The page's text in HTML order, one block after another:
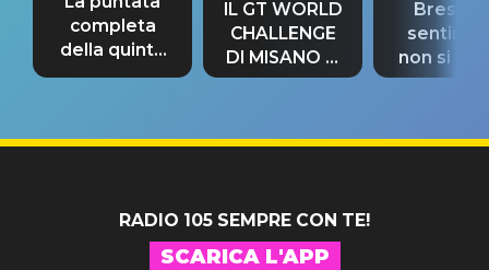
completa
della quinta
tappa
IL GT WORLD
CHALLENGE
DI MISANO si
riconferma
Bresh:
non si
fino alla
RADIO 105 SEMPRE CON TE!
SCARICA L'APP